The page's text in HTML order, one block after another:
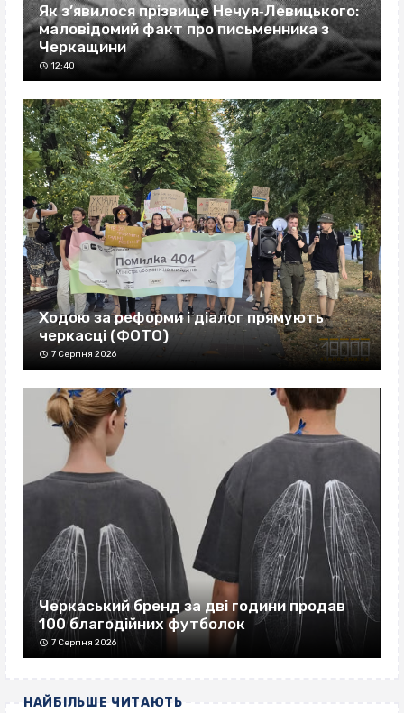
Як з’явилося прізвище Нечуя‐Левицького:
маловідомий факт про письменника з
Черкащини
12:40
Ходою за реформи і діалог прямують
черкасці (ФОТО)
7 Серпня 2026
Черкаський бренд за дві години продав
100 благодійних футболок
7 Серпня 2026
НАЙБІЛЬШЕ ЧИТАЮТЬ